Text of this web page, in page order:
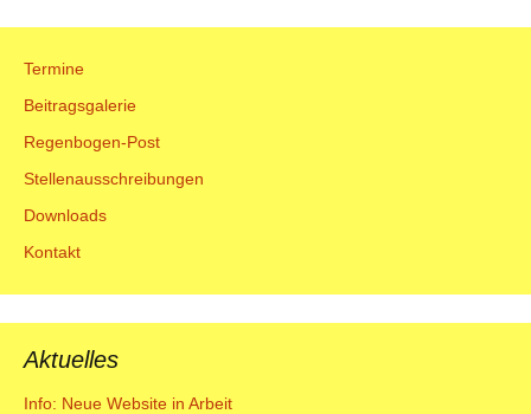
Termine
Beitragsgalerie
Regenbogen-Post
Stellenausschreibungen
Downloads
Kontakt
Aktuelles
Info: Neue Website in Arbeit